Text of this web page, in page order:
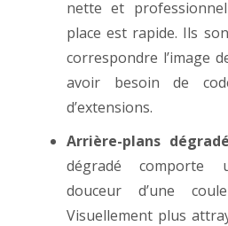
nette et
place est rapide. Ils
correspondre l’image
avoir besoin de
d’extensions.
Arrière-plans
dégradé comporte
douceur d’une
Visuellement plus